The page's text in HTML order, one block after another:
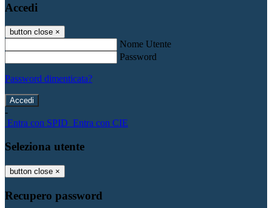
Accedi
button close ×
Nome Utente
Password
Password dimenticata?
-
Entra con SPID Entra con CIE
Seleziona utente
button close ×
Recupero password